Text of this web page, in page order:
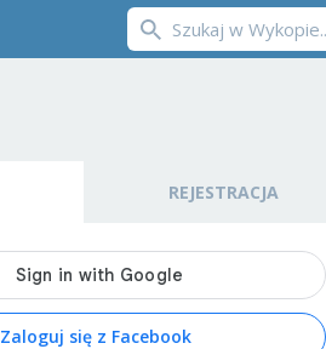
REJESTRACJA
Zaloguj się z Facebook